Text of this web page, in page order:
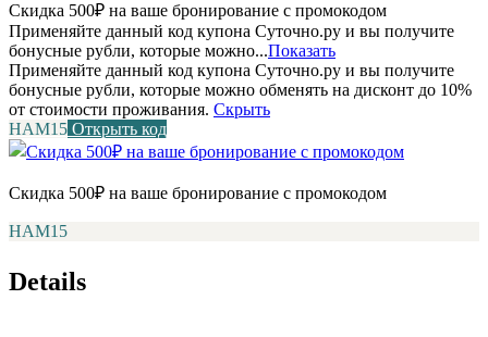
Скидка 500₽ на ваше бронирование с промокодом
Применяйте данный код купона Суточно.ру и вы получите
бонусные рубли, которые можно...Показать
Применяйте данный код купона Суточно.ру и вы получите
бонусные рубли, которые можно обменять на дисконт до 10%
от стоимости проживания. Скрыть
НАМ15 Открыть код
Скидка 500₽ на ваше бронирование с промокодом
НАМ15
Details